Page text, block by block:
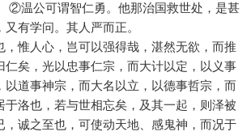
②温公可谓智仁勇。他那治国救世处，是甚
有学问。其人严而正。
，惟人心，岂可以强得哉，湛然无欲，而推
仁矣，光以忠事仁宗，而大计以定，以义事
以道事神宗，而大名以立，以德事哲宗，而
于洛也，若与世相忘矣，及其一起，则泽被
，诚之至也，可使动天地、感鬼神，而况于